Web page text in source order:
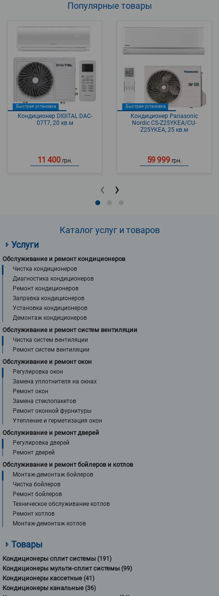
Популярные товары
Быстрая установка
Кондиционер DIGITAL DAC-
07T7, 20 кв.м
11 400 грн.
Быстрая установка
Кондиционер Panasonic
Nordic CS-Z25YKEA/CU-
Z25YKEA, 25 кв.м
59 999 грн.
‹ ›
Каталог услуг и товаров
Услуги
Обслуживание и ремонт кондиционеров
Чистка кондиционеров
Диагностика кондиционеров
Ремонт кондиционеров
Заправка кондиционеров
Установка кондиционеров
Демонтаж кондиционеров
Обслуживание и ремонт систем вентиляции
Чистка систем вентиляции
Ремонт систем вентиляции
Обслуживание и ремонт окон
Регулировка окон
Замена уплотнителя на окнах
Ремонт окон
Замена стеклопакетов
Ремонт оконной фурнитуры
Утепление и герметизация окон
Обслуживание и ремонт дверей
Регулировка дверей
Ремонт дверей
Обслуживание и ремонт бойлеров и котлов
Монтаж-демонтаж бойлеров
Чистка бойлеров
Ремонт бойлеров
Техническое обслуживание котлов
Ремонт котлов
Монтаж-демонтаж котлов
Товары
Кондиционеры сплит системы (191)
Кондиционеры мульти-сплит системы (99)
Кондиционеры кассетные (41)
Кондиционеры канальные (36)